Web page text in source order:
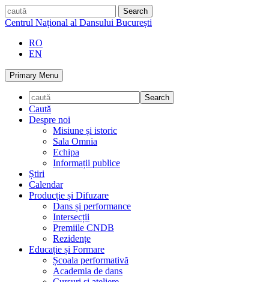
Skip
to
caută
Centrul Național al Dansului București
RO
EN
Primary Menu
Caută
Despre noi
Misiune și istoric
Sala Omnia
Echipa
Informații publice
Știri
Calendar
Producție și Difuzare
Dans și performance
Intersecții
Premiile CNDB
Rezidențe
Educație și Formare
Școala performativă
Academia de dans